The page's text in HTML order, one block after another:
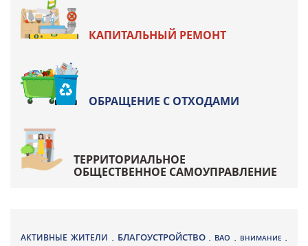
КАПИТАЛЬНЫЙ РЕМОНТ
ОБРАЩЕНИЕ С ОТХОДАМИ
ТЕРРИТОРИАЛЬНОЕ
ОБЩЕСТВЕННОЕ САМОУПРАВЛЕНИЕ
АКТИВНЫЕ ЖИТЕЛИ , БЛАГОУСТРОЙСТВО , ВАО , ВНИМАНИЕ ,